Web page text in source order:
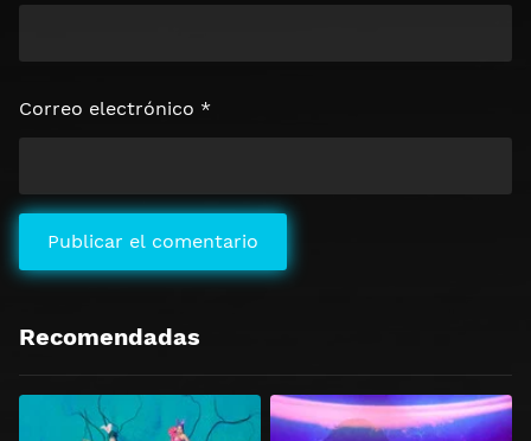
Correo electrónico *
Recomendadas